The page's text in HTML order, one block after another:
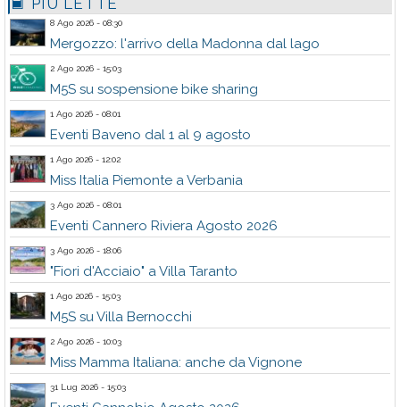
PIÙ LETTE
8 Ago 2026 - 08:30
Mergozzo: l'arrivo della Madonna dal lago
2 Ago 2026 - 15:03
M5S su sospensione bike sharing
1 Ago 2026 - 08:01
Eventi Baveno dal 1 al 9 agosto
1 Ago 2026 - 12:02
Miss Italia Piemonte a Verbania
3 Ago 2026 - 08:01
Eventi Cannero Riviera Agosto 2026
3 Ago 2026 - 18:06
"Fiori d'Acciaio" a Villa Taranto
1 Ago 2026 - 15:03
M5S su Villa Bernocchi
2 Ago 2026 - 10:03
Miss Mamma Italiana: anche da Vignone
31 Lug 2026 - 15:03